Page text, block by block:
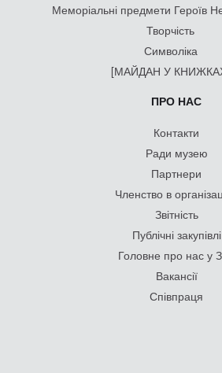
Меморіальні предмети Героїв
Творчість
Символіка
[МАЙДАН У
ПРО НАС
Контакти
Ради музею
Партнери
Членство в
Звітність
Публічні закупівлі
Головне про нас у
Вакансії
Співпраця